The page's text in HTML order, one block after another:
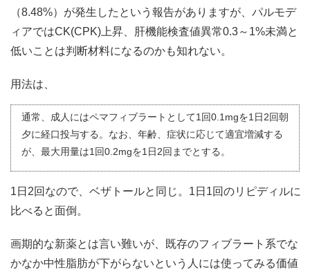
（8.48%）が発生したという報告がありますが、パルモデ
ィアではCK(CPK)上昇、肝機能検査値異常0.3～1%未満と
低いことは判断材料になるのかも知れない。
用法は、
通常、成人にはペマフィブラートとして1回0.1mgを1日2回朝
夕に経口投与する。なお、年齢、症状に応じて適宜増減する
が、最大用量は1回0.2mgを1日2回までとする。
1日2回なので、ベザトールと同じ。1日1回のリピディルに
比べると面倒。
画期的な新薬とは言い難いが、既存のフィブラート系でな
かなか中性脂肪が下がらないという人には使ってみる価値